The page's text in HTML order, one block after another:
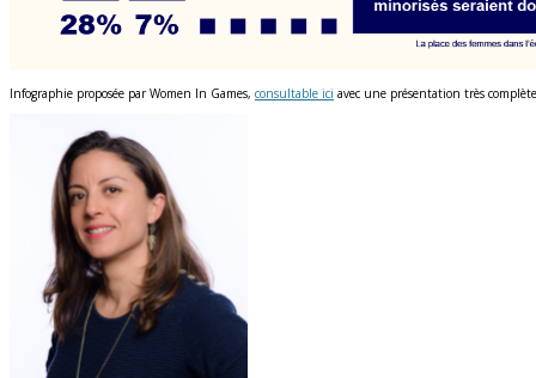
Infographie proposée par Women In Games, consultable ici avec une présentation très complète